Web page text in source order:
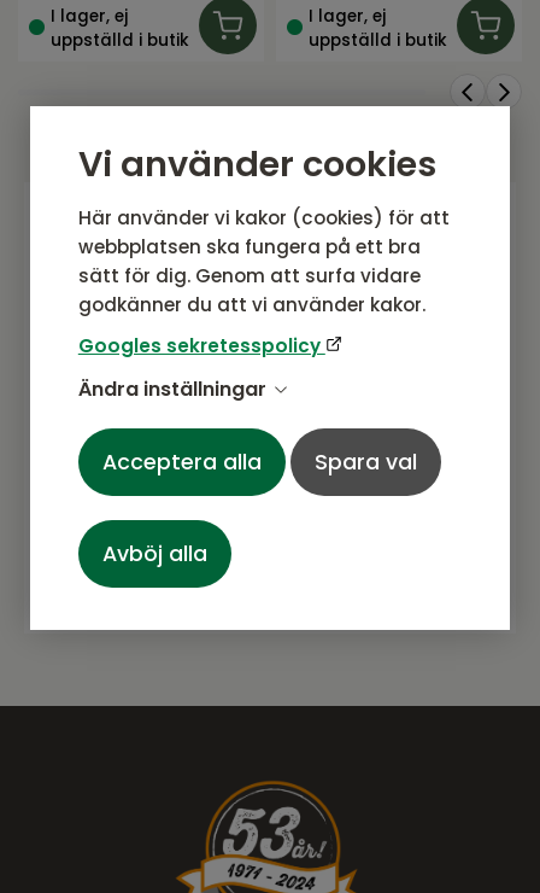
Vi använder cookies
Här använder vi kakor (cookies) för att
webbplatsen ska fungera på ett bra
sätt för dig. Genom att surfa vidare
godkänner du att vi använder kakor.
Googles sekretesspolicy
Ändra inställningar
Acceptera alla Spara val
Avböj alla
I lager, ej
uppställd i butik
I lager, ej
uppställd i butik
Gå med i vårt nyhetsbrev
Prenumerera gärna på vårt nyhetsbrev.
produkter, erbjudanden och annat
spännande.
Prenumerera